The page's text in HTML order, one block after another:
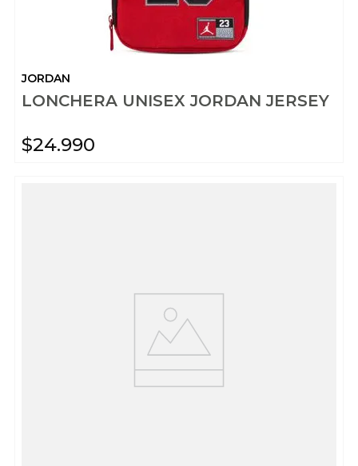
JORDAN
LONCHERA UNISEX JORDAN JERSEY
$24.990